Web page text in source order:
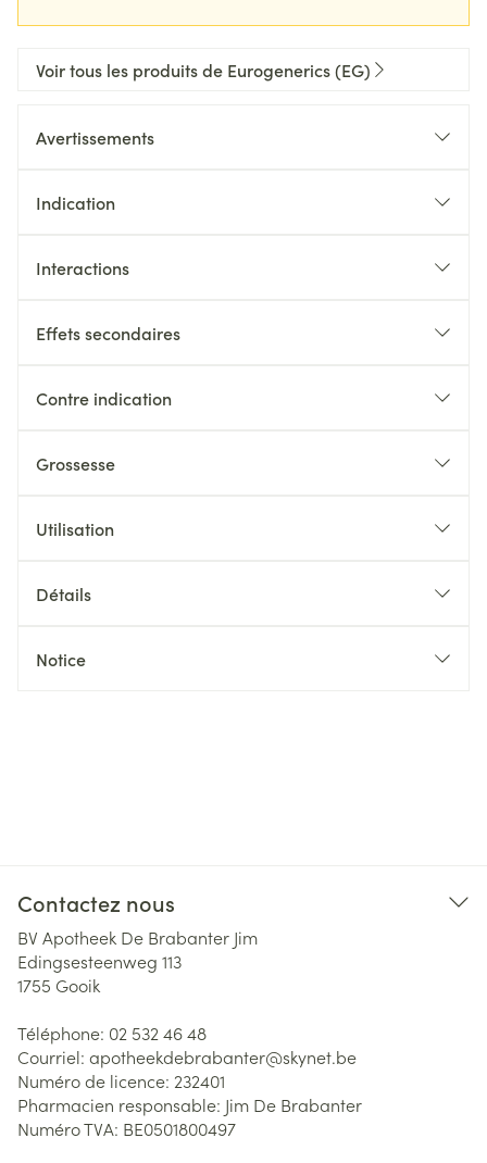
Voir tous les produits de Eurogenerics (EG)
Avertissements
Indication
Interactions
Effets secondaires
Contre indication
Grossesse
Utilisation
Détails
Notice
Contactez nous
BV Apotheek De Brabanter Jim
Edingsesteenweg 113
1755 Gooik
Téléphone: 02 532 46 48
Courriel: apotheekdebrabanter@skynet.be
Numéro de licence: 232401
Pharmacien responsable: Jim De Brabanter
Numéro TVA: BE0501800497